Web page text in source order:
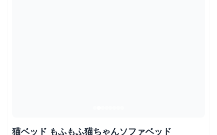
猫ベッド もふもふ猫ちゃんソファベッド